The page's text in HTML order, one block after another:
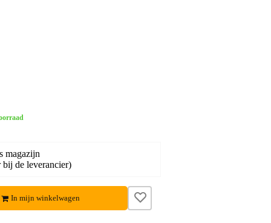
magazijn
bij de leverancier)
In mijn winkelwagen